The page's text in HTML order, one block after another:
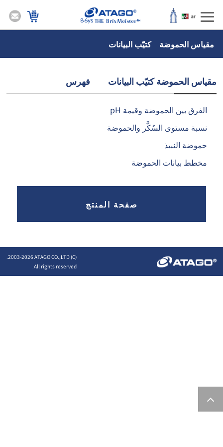
86ys
مقياس الحموضة كتيّب البيانات
مقياس الحموضة كتيّب البيانات فهرس
الفرق بين الحموضة وقيمة pH
نسبة مستوى السُكَّر والحموضة
حموضة النبيذ
مخطط بيانات الحموضة
صفحة المنتج
(C) 2003-
2026 ATAGO CO.,LTD.
All rights reserved.